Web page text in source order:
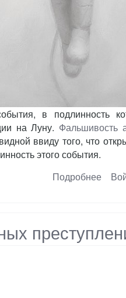
в подлинность
на Луну. Фальшивость
ввиду того, что
этого события.
Подробнее